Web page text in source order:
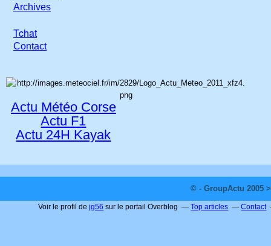
Archives
Tchat
Contact
Actu Météo Corse
Actu F1
Actu 24H Kayak
© - GroupActu 2005
Voir le profil dejg56 sur le portail Overblog Top articles Contact